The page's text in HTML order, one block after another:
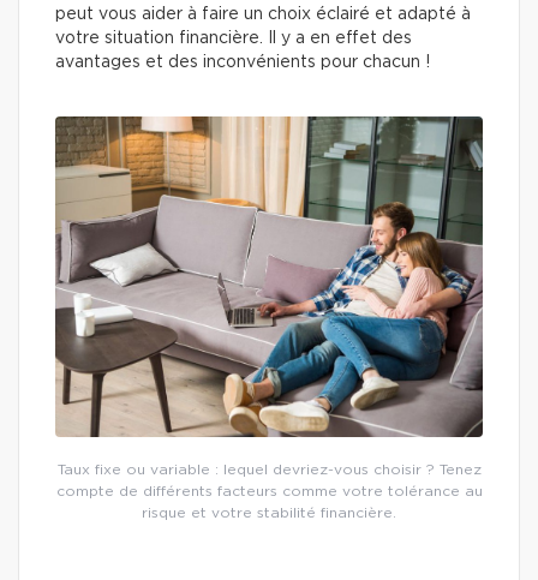
peut vous aider à faire un choix éclairé et adapté à
votre situation financière. Il y a en effet des
avantages et des inconvénients pour chacun !
Taux fixe ou variable : lequel devriez-vous choisir ? Tenez
compte de différents facteurs comme votre tolérance au
risque et votre stabilité financière.